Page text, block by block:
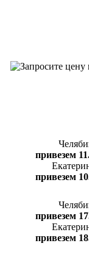
привезем
привезем
привезем
привезем